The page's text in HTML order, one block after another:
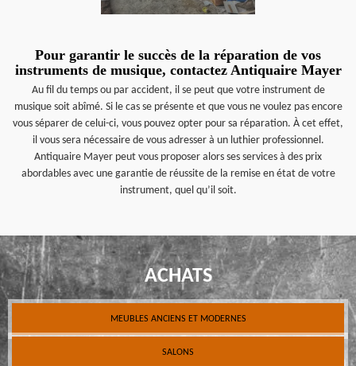
Pour garantir le succès de la réparation de vos
instruments de musique, contactez Antiquaire Mayer
Au fil du temps ou par accident, il se peut que votre instrument de
musique soit abîmé. Si le cas se présente et que vous ne voulez pas encore
vous séparer de celui-ci, vous pouvez opter pour sa réparation. À cet effet,
il vous sera nécessaire de vous adresser à un luthier professionnel.
Antiquaire Mayer peut vous proposer alors ses services à des prix
abordables avec une garantie de réussite de la remise en état de votre
instrument, quel qu’il soit.
ACHATS
MEUBLES ANCIENS ET MODERNES
SALONS